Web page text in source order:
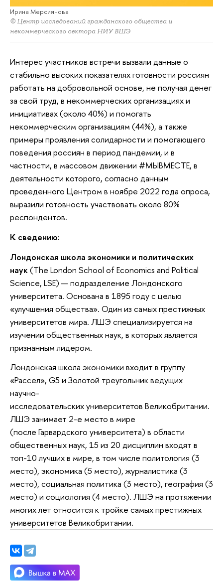
Ирина Мерсиянова
© Центр исследований гражданского общества и
некоммерческого сектора НИУ ВШЭ
Интерес участников встречи вызвали данные о
стабильно высоких показателях готовности россиян
работать на добровольной основе, не получая денег
за свой труд, в некоммерческих организациях и
инициативах (около 40%) и помогать
некоммерческим организациям (44%), а также
примеры проявления солидарности и помогающего
поведения россиян в период пандемии, и в
частности, в массовом движении #МЫВМЕСТЕ, в
деятельности которого, согласно данным
проведенного Центром в ноябре 2022 года опроса,
выразили готовность участвовать около 80%
респондентов.
К сведению:
Лондонская школа экономики и политических
наук (The London School of Economics and Political
Science, LSE) — подразделение Лондонского
университета. Основана в 1895 году с целью
«улучшения общества». Один из самых престижных
университетов мира. ЛШЭ специализируется на
изучении общественных наук, в которых является
признанным лидером.
Лондонская школа экономики входит в группу
«Рассел», G5 и Золотой треугольник ведущих
научно-
исследовательских университетов Великобритании.
ЛШЭ занимает 2-е место в мире
(после Гарвардского университета) в области
общественных наук, 15 из 20 дисциплин входят в
топ-10 лучших в мире, в том числе политология (3
место), экономика (5 место), журналистика (3
место), социальная политика (3 место), география (3
место) и социология (4 место). ЛШЭ на протяжении
многих лет относится к тройке самых престижных
университетов Великобритании.